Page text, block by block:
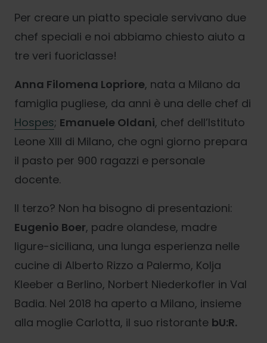
Per creare un piatto speciale servivano due
chef speciali e noi abbiamo chiesto aiuto a
tre veri fuoriclasse!
Anna Filomena Lopriore, nata a Milano da
famiglia pugliese, da anni è una delle chef di
Hospes; Emanuele Oldani, chef dell’Istituto
Leone XIII di Milano, che ogni giorno prepara
il pasto per 900 ragazzi e personale
docente.
Il terzo? Non ha bisogno di presentazioni:
Eugenio Boer, padre olandese, madre
ligure-siciliana, una lunga esperienza nelle
cucine di Alberto Rizzo a Palermo, Kolja
Kleeber a Berlino, Norbert Niederkofler in Val
Badia. Nel 2018 ha aperto a Milano, insieme
alla moglie Carlotta, il suo ristorante bU:R.